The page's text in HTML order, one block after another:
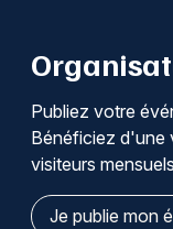
Publiez votre
Bénéficiez d'une
visiteurs
Je publie mon